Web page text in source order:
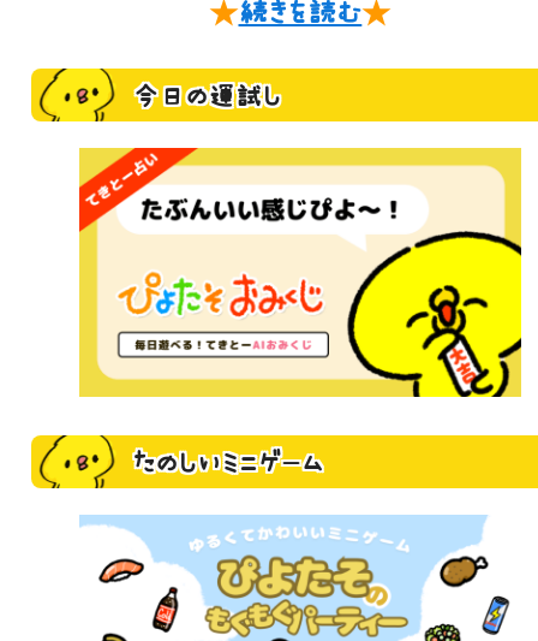
★続きを読む★
今日の運試し
たのしいミニゲーム